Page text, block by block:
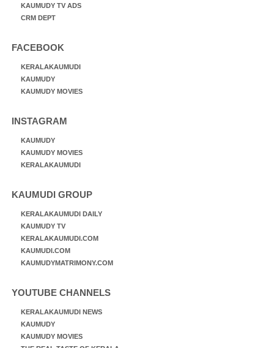
KAUMUDY TV ADS
CRM DEPT
FACEBOOK
KERALAKAUMUDI
KAUMUDY
KAUMUDY MOVIES
INSTAGRAM
KAUMUDY
KAUMUDY MOVIES
KERALAKAUMUDI
KAUMUDI GROUP
KERALAKAUMUDI DAILY
KAUMUDY TV
KERALAKAUMUDI.COM
KAUMUDI.COM
KAUMUDYMATRIMONY.COM
YOUTUBE CHANNELS
KERALAKAUMUDI NEWS
KAUMUDY
KAUMUDY MOVIES